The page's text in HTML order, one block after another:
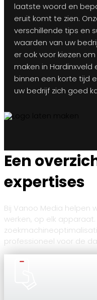
laatste woord en
eruit komt te zien.
verschillende tips en
waarden van uw
er ook voor kiezen
maken in Hardinxveld
binnen een korte tijd
uw bedrijf zich goed
Een
expertises
Bij Vanoo Media helpen
werken, op elk
professioneel voor de